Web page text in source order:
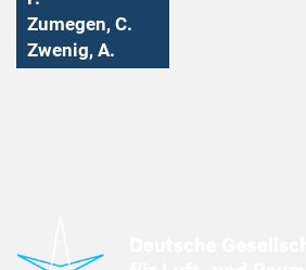
Zumegen, C.
Zwenig, A.